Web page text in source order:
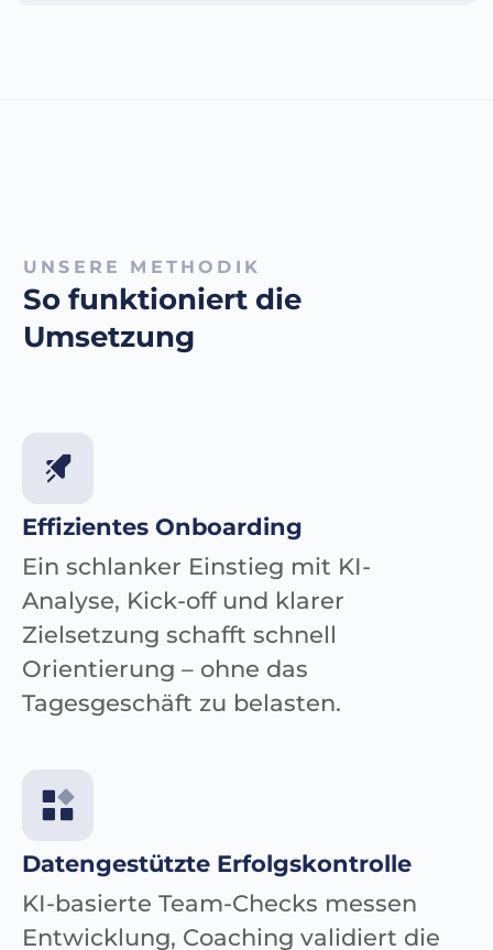
UNSERE METHODIK
So funktioniert die
Umsetzung
Effizientes Onboarding
Ein schlanker Einstieg mit KI-
Analyse, Kick-off und klarer
Zielsetzung schafft schnell
Orientierung – ohne das
Tagesgeschäft zu belasten.
Datengestützte Erfolgskontrolle
KI-basierte Team-Checks messen
Entwicklung, Coaching validiert die